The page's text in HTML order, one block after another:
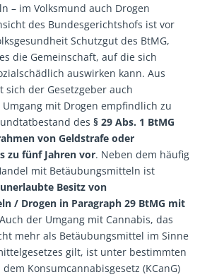
– im Volksmund auch Drogen
des Bundesgerichtshofs ist vor
Schutzgut des BtMG,
die Gemeinschaft, auf die sich
auswirken kann. Aus
sich der Gesetzgeber auch
mit Drogen empfindlich zu
des § 29 Abs. 1 BtMG
von Geldstrafe oder
zu fünf Jahren vor. Neben dem häufig
mit Betäubungsmitteln ist
Besitz von
/ Drogen in Paragraph 29 BtMG mit
Auch der Umgang mit Cannabis, das
mehr als Betäubungsmittel im Sinne
gilt, ist unter bestimmten
Konsumcannabisgesetz (KCanG)